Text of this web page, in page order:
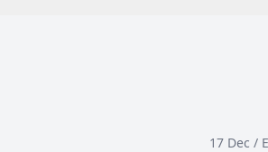
17 Dec /